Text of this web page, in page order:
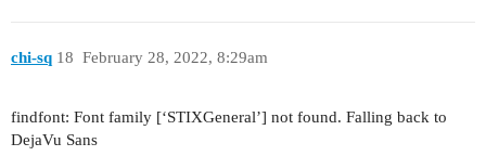
chi-sq February 28, 2022, 8:29am
18
findfont: Font family [‘STIXGeneral’] not found. Falling back to
DejaVu Sans